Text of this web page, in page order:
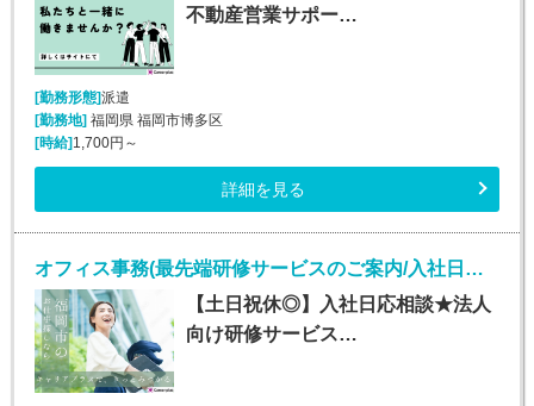
不動産営業サポー…
[勤務形態]派遣
[勤務地]福岡県 福岡市博多区
[時給]1,700円～
詳細を見る
オフィス事務(最先端研修サービスのご案内/入社日応相談～/平日のみ)
【土日祝休◎】入社日応相談★法人
向け研修サービス…